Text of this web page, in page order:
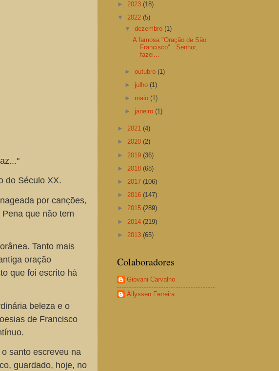
do Século XX.
por canções,
que não tem
Tanto mais
oração
que foi escrito há
beleza e o
de Francisco
santo escreveu na
guardado, hoje, no
► 2023 (18)
▼ 2022 (5)
▼dezembro(1)
A famosa "Oração de São
Francisco" : Senhor,
fazei...
►outubro(1)
► julho(1)
► maio(1)
► janeiro(1)
► 2021 (4)
► 2020 (2)
► 2019 (36)
► 2018 (68)
► 2017 (106)
► 2016 (147)
► 2015 (289)
► 2014 (219)
► 2013 (65)
Colaboradores
Giovani Carvalho
Állyssen Ferreira